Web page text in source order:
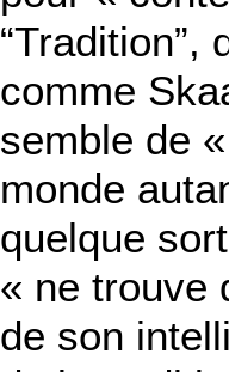
comme
semble de
monde
quelque
« ne trouve
de son